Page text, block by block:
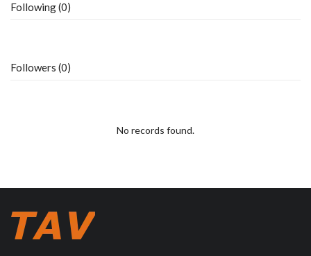
Following (0)
Followers (0)
No records found.